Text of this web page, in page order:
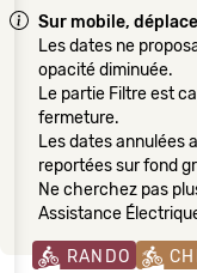
Sur mobile,
Les dates ne
opacité diminuée.
Le partie Filtre est
fermeture.
Les dates annulées
reportées sur fond
Ne cherchez pas
Assistance
RANDO